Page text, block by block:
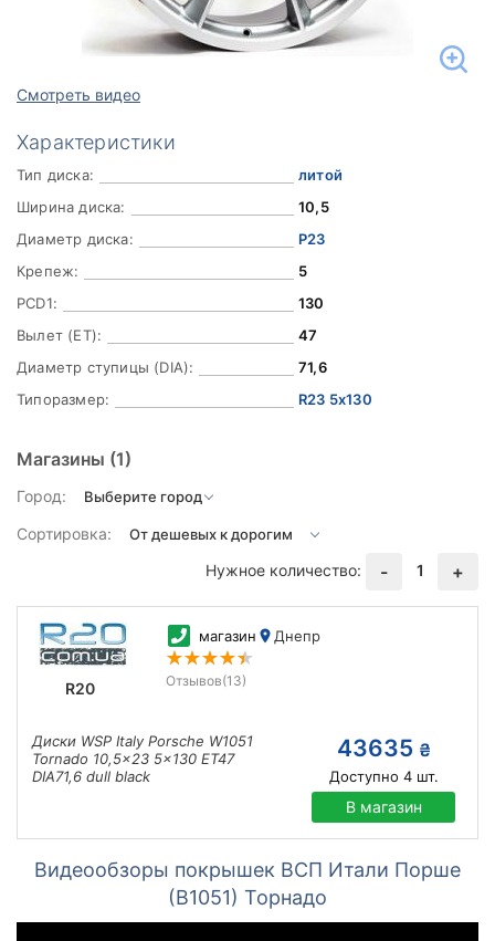
Смотреть видео
Характеристики
Тип диска:
литой
Ширина диска:
10,5
Диаметр диска:
Р23
Крепеж:
5
PCD1:
130
Вылет (ET):
47
Диаметр ступицы (DIA):
71,6
Типоразмер:
R23 5x130
Магазины (1)
Город:
Сортировка:
Нужное количество:
- 1 +
R20
магазин Днепр
Отзывов(13)
Диски WSP Italy Porsche W1051
Tornado 10,5x23 5x130 ET47
DIA71,6 dull black
43635 ₴
Доступно 4шт.
В магазин
Видеообзоры покрышек ВСП Итали Порше
(В1051) Торнадо